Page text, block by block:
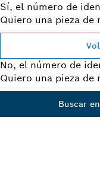
Sí, el número de
Quiero una pieza de
No, el número de
Quiero una pieza
Buscar